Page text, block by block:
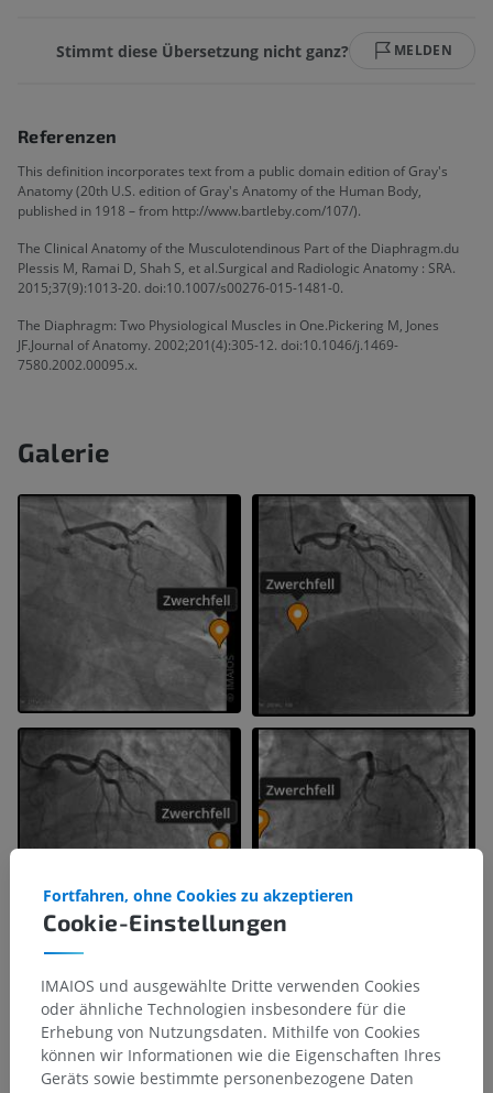
Stimmt diese Übersetzung nicht ganz? MELDEN
Referenzen
This definition incorporates text from a public domain edition of Gray's
Anatomy (20th U.S. edition of Gray's Anatomy of the Human Body,
published in 1918 – from http://www.bartleby.com/107/).
The Clinical Anatomy of the Musculotendinous Part of the Diaphragm.du
Plessis M, Ramai D, Shah S, et al.Surgical and Radiologic Anatomy : SRA.
2015;37(9):1013-20. doi:10.1007/s00276-015-1481-0.
The Diaphragm: Two Physiological Muscles in One.Pickering M, Jones
JF.Journal of Anatomy. 2002;201(4):305-12. doi:10.1046/j.1469-
7580.2002.00095.x.
Galerie
Cookie-Einstellungen
Fortfahren, ohne Cookies zu akzeptieren
IMAIOS und ausgewählte Dritte verwenden Cookies
oder ähnliche Technologien insbesondere für die
Erhebung von Nutzungsdaten. Mithilfe von Cookies
können wir Informationen wie die Eigenschaften Ihres
Geräts sowie bestimmte personenbezogene Daten